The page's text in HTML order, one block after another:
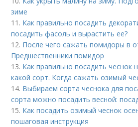
зиме
11. Как правильно посадить
посадить фасоль и вырастить ее?
12. После чего сажать помидоры в
Предшественники помидор
13. Как правильно посадить чеснок
какой сорт. Когда сажать озимый
14. Выбираем сорта чеснока для
сорта можно посадить весной:
15. Как посадить озимый чеснок
пошаговая инструкция